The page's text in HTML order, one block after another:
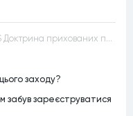
Доктрина виключних повноважень VS Доктрина прихованих повноважень
заходу?
забув зареєструватися